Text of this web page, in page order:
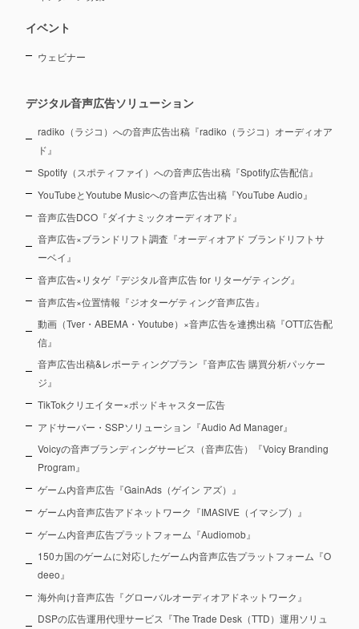
イベント
ウェビナー
デジタル音声広告ソリューション
radiko（ラジコ）への音声広告出稿『radiko（ラジコ）オーディオア
ド』
Spotify（スポティファイ）への音声広告出稿『Spotify広告配信』
YouTubeとYoutube Musicへの音声広告出稿『YouTube Audio』
音声広告DCO『ダイナミックオーディオアド』
音声広告×ブランドリフト調査『オーディオアド ブランドリフトサ
ーベイ』
音声広告×リタゲ『デジタル音声広告 for リターゲティング』
音声広告×位置情報『ジオターゲティング音声広告』
動画（Tver・ABEMA・Youtube）×音声広告を連携出稿『OTT広告配
信』
音声広告出稿&レポーティングプラン『音声広告 購買分析パッケー
ジ』
TikTokクリエイター×ポッドキャスター広告
アドサーバー・SSPソリューション『Audio Ad Manager』
Voicyの音声ブランディングサービス（音声広告）『Voicy Branding
Program』
ゲーム内音声広告『GainAds（ゲイン アズ）』
ゲーム内音声広告アドネットワーク『IMASIVE（イマシブ）』
ゲーム内音声広告プラットフォーム『Audiomob』
150カ国のゲームに対応したゲーム内音声広告プラットフォーム『O
deeo』
海外向け音声広告『グローバルオーディオアドネットワーク』
DSPの広告運用代理サービス『The Trade Desk（TTD）運用ソリュ